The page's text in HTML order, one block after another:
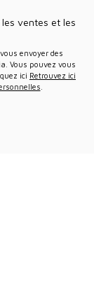
ventes et les
Vous pouvez vous
ici Retrouvez ici